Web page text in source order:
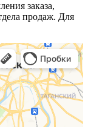
заказа,
продаж. Для